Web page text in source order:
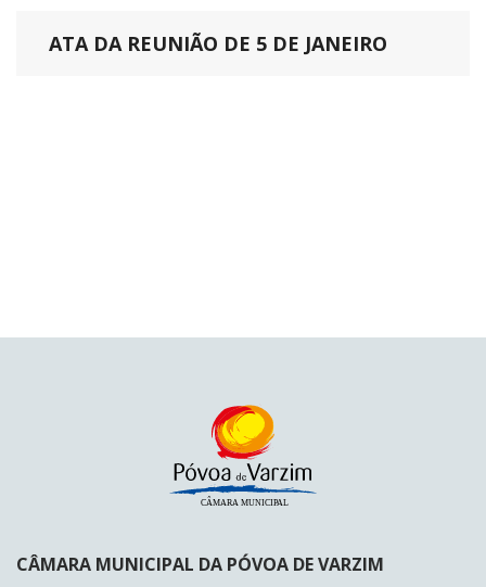
ATA DA REUNIÃO DE 5 DE JANEIRO
CÂMARA MUNICIPAL DA PÓVOA DE VARZIM